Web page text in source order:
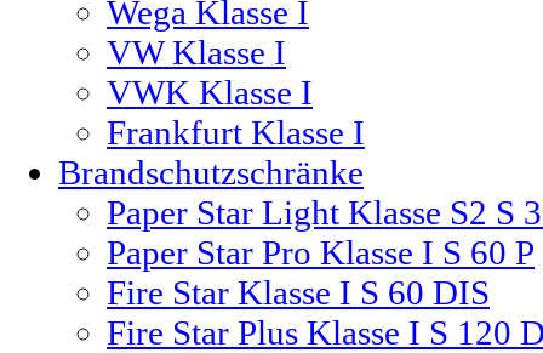
Wega Klasse I
VW Klasse I
VWK Klasse I
Frankfurt Klasse I
Brandschutzschränke
Paper Star Light Klasse S2 S
Paper Star Pro Klasse I S 60 P
Fire Star Klasse I S 60 DIS
Fire Star Plus Klasse I S 120